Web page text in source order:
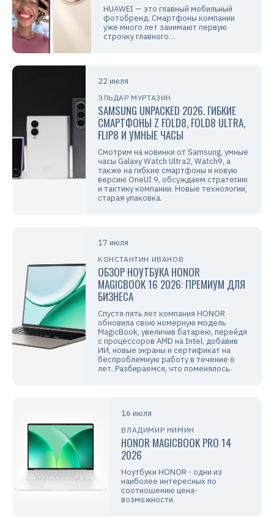
HUAWEI — это главный мобильный
фотобренд. Смартфоны компании
уже много лет занимают первую
строчку главного…
22 июля
ЭЛЬДАР МУРТАЗИН
SAMSUNG UNPACKED 2026. ГИБКИЕ
СМАРТФОНЫ Z FOLD8, FOLD8 ULTRA,
FLIP8 И УМНЫЕ ЧАСЫ
Смотрим на новинки от Samsung, умные
часы Galaxy Watch Ultra2, Watch9, а
также на гибкие смартфоны и новую
версию OneUI 9, обсуждаем стратегию
и тактику компании. Новые технологии,
старая упаковка.
17 июля
КОНСТАНТИН ИВАНОВ
ОБЗОР НОУТБУКА HONOR
MAGICBOOK 16 2026: ПРЕМИУМ ДЛЯ
БИЗНЕСА
Спустя пять лет компания HONOR
обновила свою номерную модель
MagicBook, увеличив батарею, перейдя
с процессоров AMD на Intel, добавив
ИИ, новые экраны и сертификат на
беспроблемную работу в течение 6
лет. Разбираемся, что поменялось.
16 июля
ВЛАДИМИР НИМИН
HONOR MAGICBOOK PRO 14
2026
Ноутбуки HONOR - одни из
наиболее интересных по
соотношению цена-
возможности.